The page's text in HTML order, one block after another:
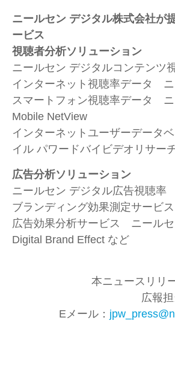
ニールセン デジタル株式会社が
ービス
視聴者分析ソリューション
ニールセン デジタルコンテン
インターネット視聴率データ
スマートフォン視聴率データ
Mobile NetView
インターネットユーザーデータ
イル パワードバイビデオリサ
広告分析ソリューション
ニールセン デジタル広告視聴
ブランディング効果測定サービ
広告効果分析サービス ニール
Digital Brand Effect など
本ニュースリリ
広報
Eメール：